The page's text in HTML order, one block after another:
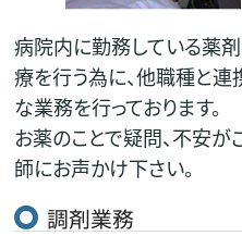
病院内に勤務している薬
療を行う為に、他職種と
な業務を行っております。
お薬のことで疑問、不安が
師にお声かけ下さい。
調剤業務